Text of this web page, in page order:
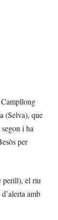
Campllong
(Selva), que
i ha
per
perill), el riu
amb